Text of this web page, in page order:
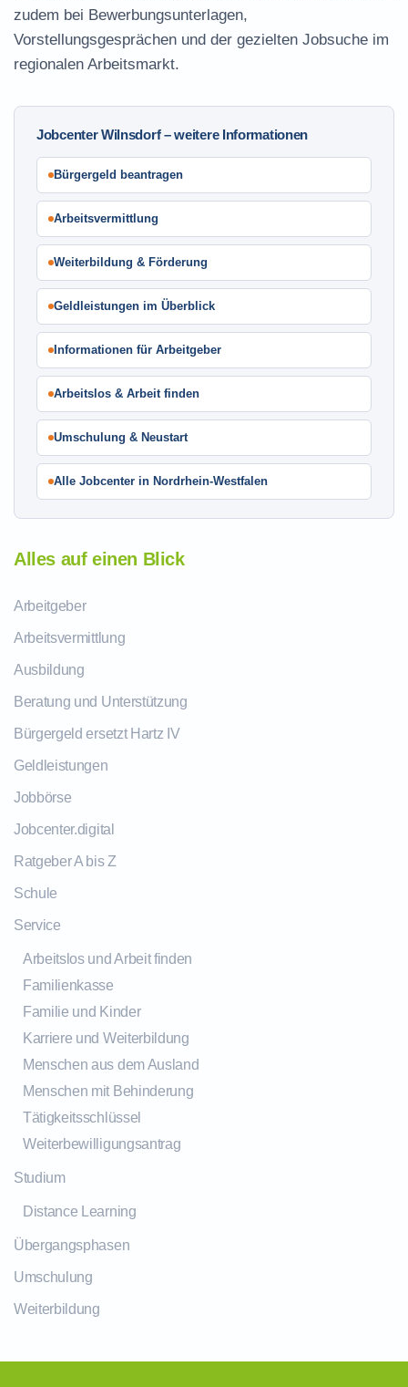
zudem bei Bewerbungsunterlagen,
Vorstellungsgesprächen und der gezielten Jobsuche im
regionalen Arbeitsmarkt.
Jobcenter Wilnsdorf – weitere Informationen
Bürgergeld beantragen
Arbeitsvermittlung
Weiterbildung & Förderung
Geldleistungen im Überblick
Informationen für Arbeitgeber
Arbeitslos & Arbeit finden
Umschulung & Neustart
Alle Jobcenter in Nordrhein-Westfalen
Alles auf einen Blick
Arbeitgeber
Arbeitsvermittlung
Ausbildung
Beratung und Unterstützung
Bürgergeld ersetzt Hartz IV
Geldleistungen
Jobbörse
Jobcenter.digital
Ratgeber A bis Z
Schule
Service
Arbeitslos und Arbeit finden
Familienkasse
Familie und Kinder
Karriere und Weiterbildung
Menschen aus dem Ausland
Menschen mit Behinderung
Tätigkeitsschlüssel
Weiterbewilligungsantrag
Studium
Distance Learning
Übergangsphasen
Umschulung
Weiterbildung